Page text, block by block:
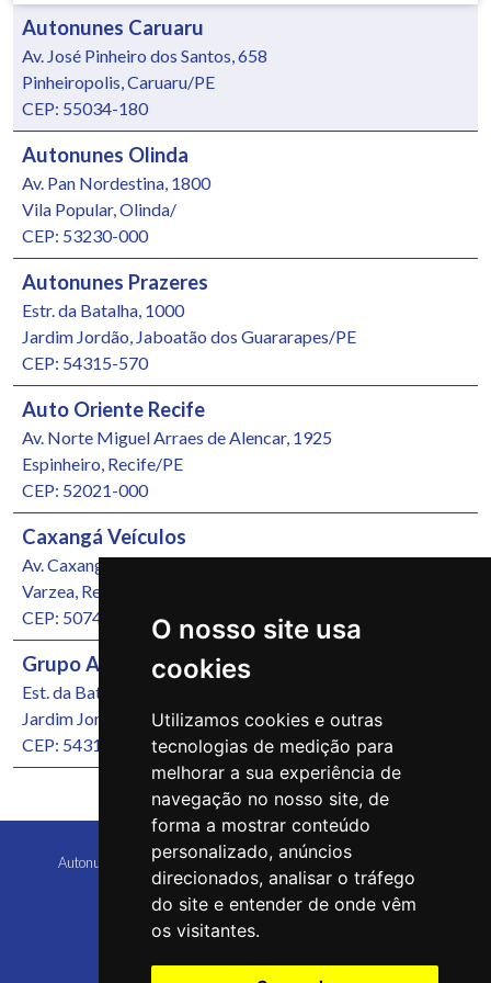
O nosso site usa
cookies
Utilizamos cookies e outras
tecnologias de medição para
melhorar a sua experiência de
navegação no nosso site, de
forma a mostrar conteúdo
personalizado, anúncios
direcionados, analisar o tráfego
do site e entender de onde vêm
os visitantes.
Autonunes Caruaru
Av. José Pinheiro dos Santos, 658
Pinheiropolis, Caruaru/PE
CEP: 55034-180
Autonunes Olinda
Av. Pan Nordestina, 1800
Vila Popular, Olinda/
CEP: 53230-000
Autonunes Prazeres
Estr. da Batalha, 1000
Jardim Jordão, Jaboatão dos Guararapes/PE
CEP: 54315-570
Auto Oriente Recife
Av. Norte Miguel Arraes de Alencar, 1925
Espinheiro, Recife/PE
CEP: 52021-000
Caxangá Veículos
Av. Caxangá, 4251
Varzea, Recife/PE
CEP: 50740-000
Grupo Autonunes Seminovos
Est. da Batalha, 1000
Jardim Jordão, Jaboatão dos Guararapes/PE
CEP: 54315-570
Autonunes Caruaru Copyright 2026 Todos os direitos reservados